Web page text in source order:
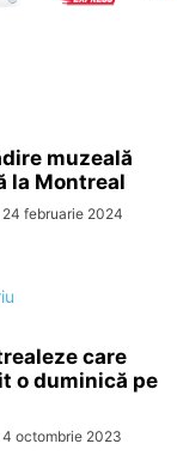
muzeală
la Montreal
24 februarie 2024
care
o duminică pe
4 octombrie 2023